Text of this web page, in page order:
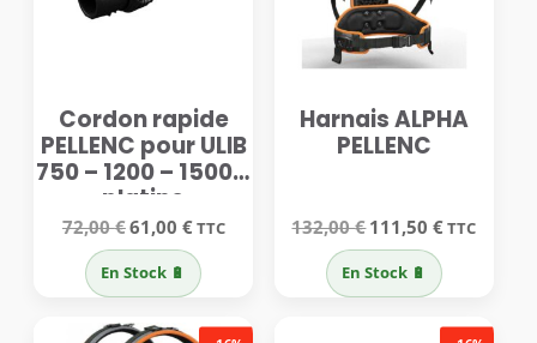
Cordon rapide
PELLENC pour ULIB
750 – 1200 – 1500 +
platine
72,00€Le
prix
initial
était :
72,00 €.
61,00 €Le
actuel
est :
61,00 €.
TTC
En Stock 🔋
Harnais ALPHA
PELLENC
132,00€Le
initial
était :
132,00 €.
111,50€Le
TTC
En Stock 🔋